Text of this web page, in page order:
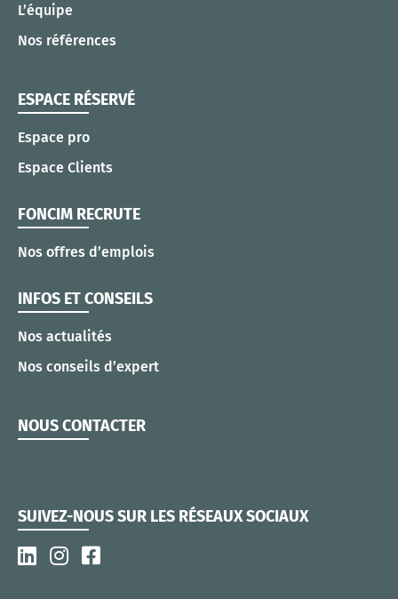
L’équipe
Nos références
ESPACE RÉSERVÉ
Espace pro
Espace Clients
FONCIM RECRUTE
Nos offres d’emplois
INFOS ET CONSEILS
Nos actualités
Nos conseils d’expert
NOUS CONTACTER
SUIVEZ-NOUS SUR LES RÉSEAUX SOCIAUX